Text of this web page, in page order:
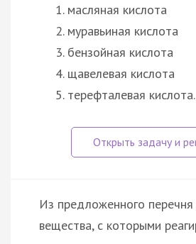
масляная кислота
муравьиная кислота
бензойная кислота
щавелевая кислота
терефталевая
Из предложенного
вещества, с которыми